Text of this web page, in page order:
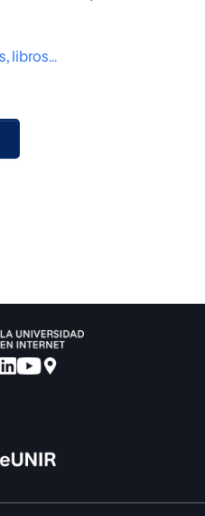
las primeras
desde 1936. Se
el humor abordó sobre la
tuvo sobre el humor.
libros...